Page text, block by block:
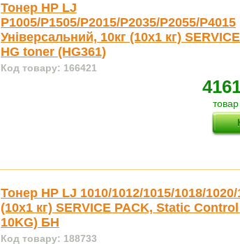
Тонер HP LJ
P1005/P1505/P2015/P2035/P2055/P4015
Універсальний, 10кг (10x1 кг)
HG toner (HG361)
Код товару: 166421
Тонер HP LJ 1010/1012/1015/1018/1020/
(10x1 кг) SERVICE PACK, Static
10KG) БН
Код товару: 188733